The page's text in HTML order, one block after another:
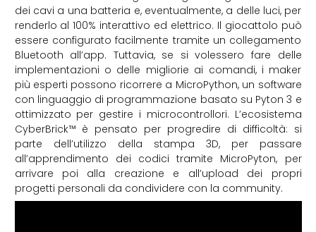
dei cavi a una batteria e, eventualmente, a delle luci, per
renderlo al 100% interattivo ed elettrico. Il giocattolo può
essere configurato facilmente tramite un collegamento
Bluetooth all’app. Tuttavia, se si volessero fare delle
implementazioni o delle migliorie ai comandi, i maker
più esperti possono ricorrere a MicroPython, un software
con linguaggio di programmazione basato su Pyton 3 e
ottimizzato per gestire i microcontrollori. L’ecosistema
CyberBrick™ è pensato per progredire di difficoltà: si
parte dell’utilizzo della stampa 3D, per passare
all’apprendimento dei codici tramite MicroPyton, per
arrivare poi alla creazione e all’upload dei propri
progetti personali da condividere con la community.